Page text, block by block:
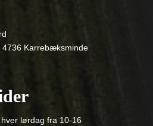
4736 Karrebæksminde
lørdag fra 10-16